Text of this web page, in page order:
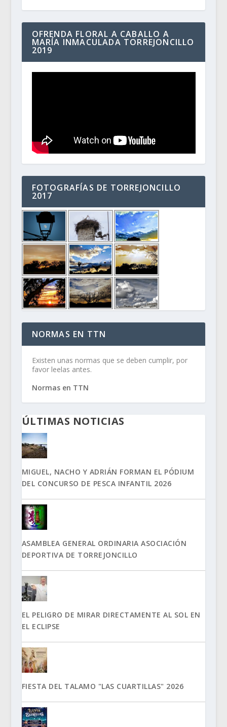
OFRENDA FLORAL A CABALLO A
MARÍA INMACULADA TORREJONCILLO
2019
FOTOGRAFÍAS DE TORREJONCILLO
2017
NORMAS EN TTN
Existen unas normas que se deben cumplir, por
favor leelas antes.
Normas en TTN
ÚLTIMAS NOTICIAS
MIGUEL, NACHO Y ADRIÁN FORMAN EL PÓDIUM
DEL CONCURSO DE PESCA INFANTIL 2026
ASAMBLEA GENERAL ORDINARIA ASOCIACIÓN
DEPORTIVA DE TORREJONCILLO
EL PELIGRO DE MIRAR DIRECTAMENTE AL SOL EN
EL ECLIPSE
FIESTA DEL TALAMO "LAS CUARTILLAS" 2026